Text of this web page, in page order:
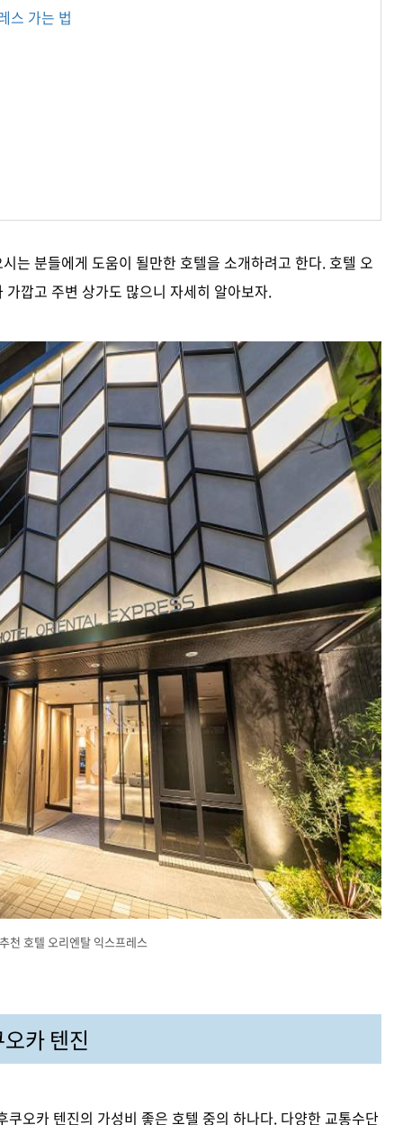
스 가는 법
는 분들에게 도움이 될만한 호텔을 소개하려고 한다. 호텔 오
깝고 주변 상가도 많으니 자세히 알아보자.
천 호텔 오리엔탈 익스프레스
카 텐진
오카 텐진의 가성비 좋은 호텔 중의 하나다. 다양한 교통수단